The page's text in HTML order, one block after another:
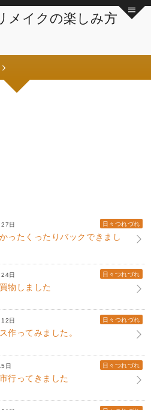
メイクの楽しみ方
日 日々つれづれ
ったくったりバックできまし
日 日々つれづれ
物しました
日 日々つれづれ
作ってみました。
日 日々つれづれ
行ってきました